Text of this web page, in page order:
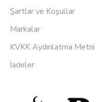
Şartlar ve Koşullar
Markalar
KVKK Aydınlatma Metni
İadeler